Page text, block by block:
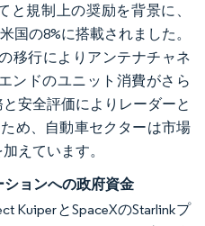
と規制上の奨励を背景に、
国の8%に搭載されました。
移行によりアンテナチャネ
ンドのユニット消費がさら
安全評価によりレーダーと
め、自動車セクターは市場
えています。
ョンへの政府資金
KuiperとSpaceXのStarlinkプ